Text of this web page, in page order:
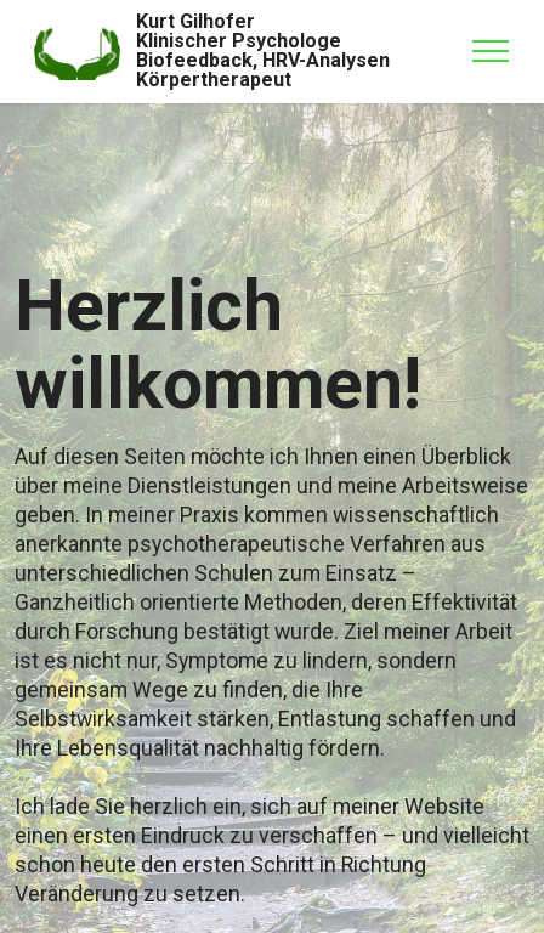
Kurt Gilhofer
Klinischer Psychologe
Biofeedback, HRV-Analysen
Körpertherapeut
Herzlich
willkommen!
Auf diesen Seiten möchte ich Ihnen einen Überblick
über meine Dienstleistungen und meine Arbeitsweise
geben. In meiner Praxis kommen wissenschaftlich
anerkannte psychotherapeutische Verfahren aus
unterschiedlichen Schulen zum Einsatz –
Ganzheitlich orientierte Methoden, deren Effektivität
durch Forschung bestätigt wurde. Ziel meiner Arbeit
ist es nicht nur, Symptome zu lindern, sondern
gemeinsam Wege zu finden, die Ihre
Selbstwirksamkeit stärken, Entlastung schaffen und
Ihre Lebensqualität nachhaltig fördern.
Ich lade Sie herzlich ein, sich auf meiner Website
einen ersten Eindruck zu verschaffen – und vielleicht
schon heute den ersten Schritt in Richtung
Veränderung zu setzen.